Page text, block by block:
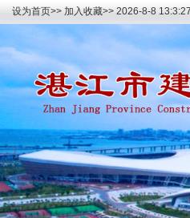
设为首页>> 加入收藏>> 2026-8-8